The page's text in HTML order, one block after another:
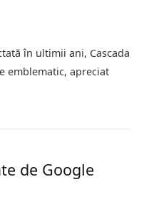
în ultimii ani, Cascada
emblematic, apreciat
de Google